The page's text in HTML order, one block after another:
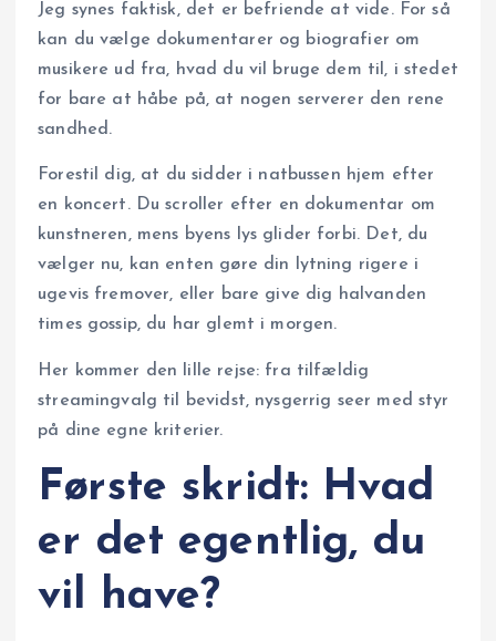
Jeg synes faktisk, det er befriende at vide. For så
kan du vælge dokumentarer og biografier om
musikere ud fra, hvad du vil bruge dem til, i stedet
for bare at håbe på, at nogen serverer den rene
sandhed.
Forestil dig, at du sidder i natbussen hjem efter
en koncert. Du scroller efter en dokumentar om
kunstneren, mens byens lys glider forbi. Det, du
vælger nu, kan enten gøre din lytning rigere i
ugevis fremover, eller bare give dig halvanden
times gossip, du har glemt i morgen.
Her kommer den lille rejse: fra tilfældig
streamingvalg til bevidst, nysgerrig seer med styr
på dine egne kriterier.
Første skridt: Hvad
er det egentlig, du
vil have?